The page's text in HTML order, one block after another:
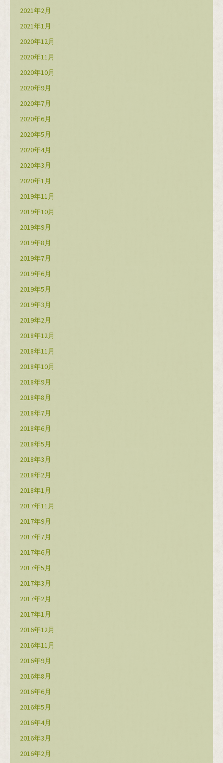
2021年2月
2021年1月
2020年12月
2020年11月
2020年10月
2020年9月
2020年7月
2020年6月
2020年5月
2020年4月
2020年3月
2020年1月
2019年11月
2019年10月
2019年9月
2019年8月
2019年7月
2019年6月
2019年5月
2019年3月
2019年2月
2018年12月
2018年11月
2018年10月
2018年9月
2018年8月
2018年7月
2018年6月
2018年5月
2018年3月
2018年2月
2018年1月
2017年11月
2017年9月
2017年7月
2017年6月
2017年5月
2017年3月
2017年2月
2017年1月
2016年12月
2016年11月
2016年9月
2016年8月
2016年6月
2016年5月
2016年4月
2016年3月
2016年2月